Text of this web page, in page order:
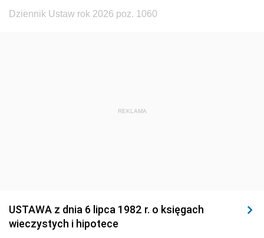
Dziennik Ustaw rok 2026 poz. 1060
REKLAMA
USTAWA z dnia 6 lipca 1982 r. o księgach
wieczystych i hipotece